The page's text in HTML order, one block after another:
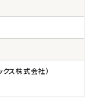
ス株式会社）